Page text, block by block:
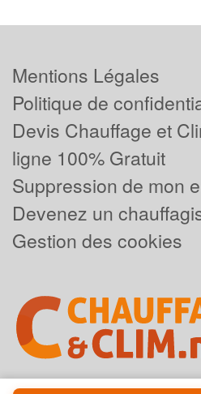
Mentions Légales
Politique de
Devis Chauffage et
ligne 100% Gratuit
Suppression de mon
Devenez un
Gestion des cookies